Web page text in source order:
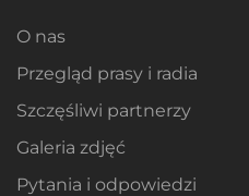
O nas
Przegląd prasy i radia
Szczęśliwi partnerzy
Galeria zdjęć
Pytania i odpowiedzi